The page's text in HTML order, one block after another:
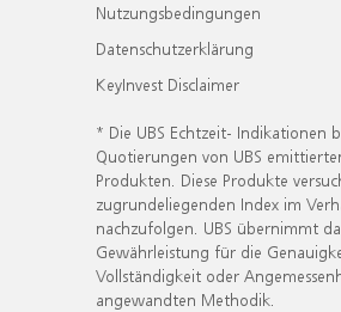
Nutzungsbedingungen
Datenschutzerklärung
KeyInvest Disclaimer
* Die UBS Echtzeit- Indikationen
Quotierungen von UBS
Produkten. Diese Produkte
zugrundeliegenden Index im
nachzufolgen. UBS übernimmt
Gewährleistung für die
Vollständigkeit oder
angewandten Methodik.